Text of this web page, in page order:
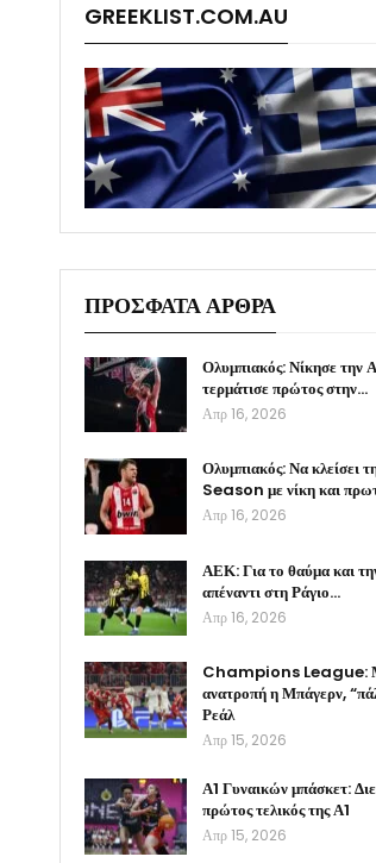
GREEKLIST.COM.AU
ΠΡΟΣΦΑΤΑ ΑΡΘΡΑ
Ολυμπιακός: Νίκησε την
τερμάτισε πρώτος στην…
Απρ 16, 2026
Ολυμπιακός: Να
Season με νίκη και
Απρ 16, 2026
ΑΕΚ: Για το θαύμα και
απέναντι στη Ράγιο…
Απρ 16, 2026
Champions League:
ανατροπή η Μπάγερν,
Ρεάλ
Απρ 15, 2026
Α1 Γυναικών μπάσκετ:
πρώτος τελικός της Α1
Απρ 15, 2026